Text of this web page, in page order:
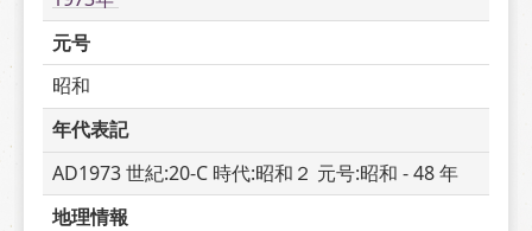
元号
昭和
年代表記
AD1973 世紀:20-C 時代:昭和２ 元号:昭和 - 48 年
地理情報